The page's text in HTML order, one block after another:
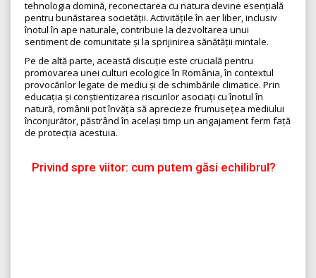
tehnologia domină, reconectarea cu natura devine esențială
pentru bunăstarea societății. Activitățile în aer liber, inclusiv
înotul în ape naturale, contribuie la dezvoltarea unui
sentiment de comunitate și la sprijinirea sănătății mintale.
Pe de altă parte, această discuție este crucială pentru
promovarea unei culturi ecologice în România, în contextul
provocărilor legate de mediu și de schimbările climatice. Prin
educația și conștientizarea riscurilor asociați cu înotul în
natură, românii pot învăța să aprecieze frumusețea mediului
înconjurător, păstrând în același timp un angajament ferm față
de protecția acestuia.
Privind spre viitor: cum putem găsi echilibrul?